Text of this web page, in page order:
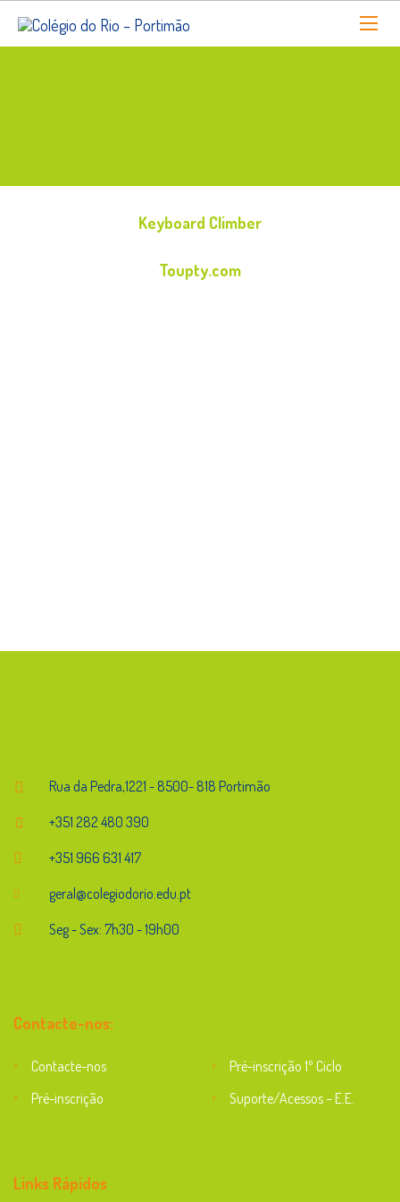
Keyboard Climber
Toupty.com
Rua da Pedra,1221 - 8500- 818 Portimão
+351 282 480 390
+351 966 631 417
geral@colegiodorio.edu.pt
Seg - Sex: 7h30 - 19h00
Contacte-nos:
Contacte-nos
Pré-inscrição 1º Ciclo
Pré-inscrição
Suporte/Acessos – E.E.
Links Rápidos